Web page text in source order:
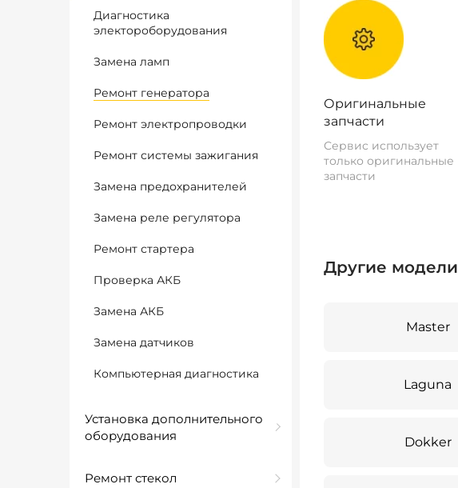
Диагностика
электороборудования
Замена ламп
Ремонт генератора
Ремонт электропроводки
Ремонт системы зажигания
Замена предохранителей
Замена реле регулятора
Ремонт стартера
Проверка АКБ
Замена АКБ
Замена датчиков
Компьютерная диагностика
Установка дополнительного
оборудования
Ремонт стекол
Оригинальные
запчасти
Сервис использует
только оригинальные
запчасти
Другие модели
Master
Laguna
Dokker